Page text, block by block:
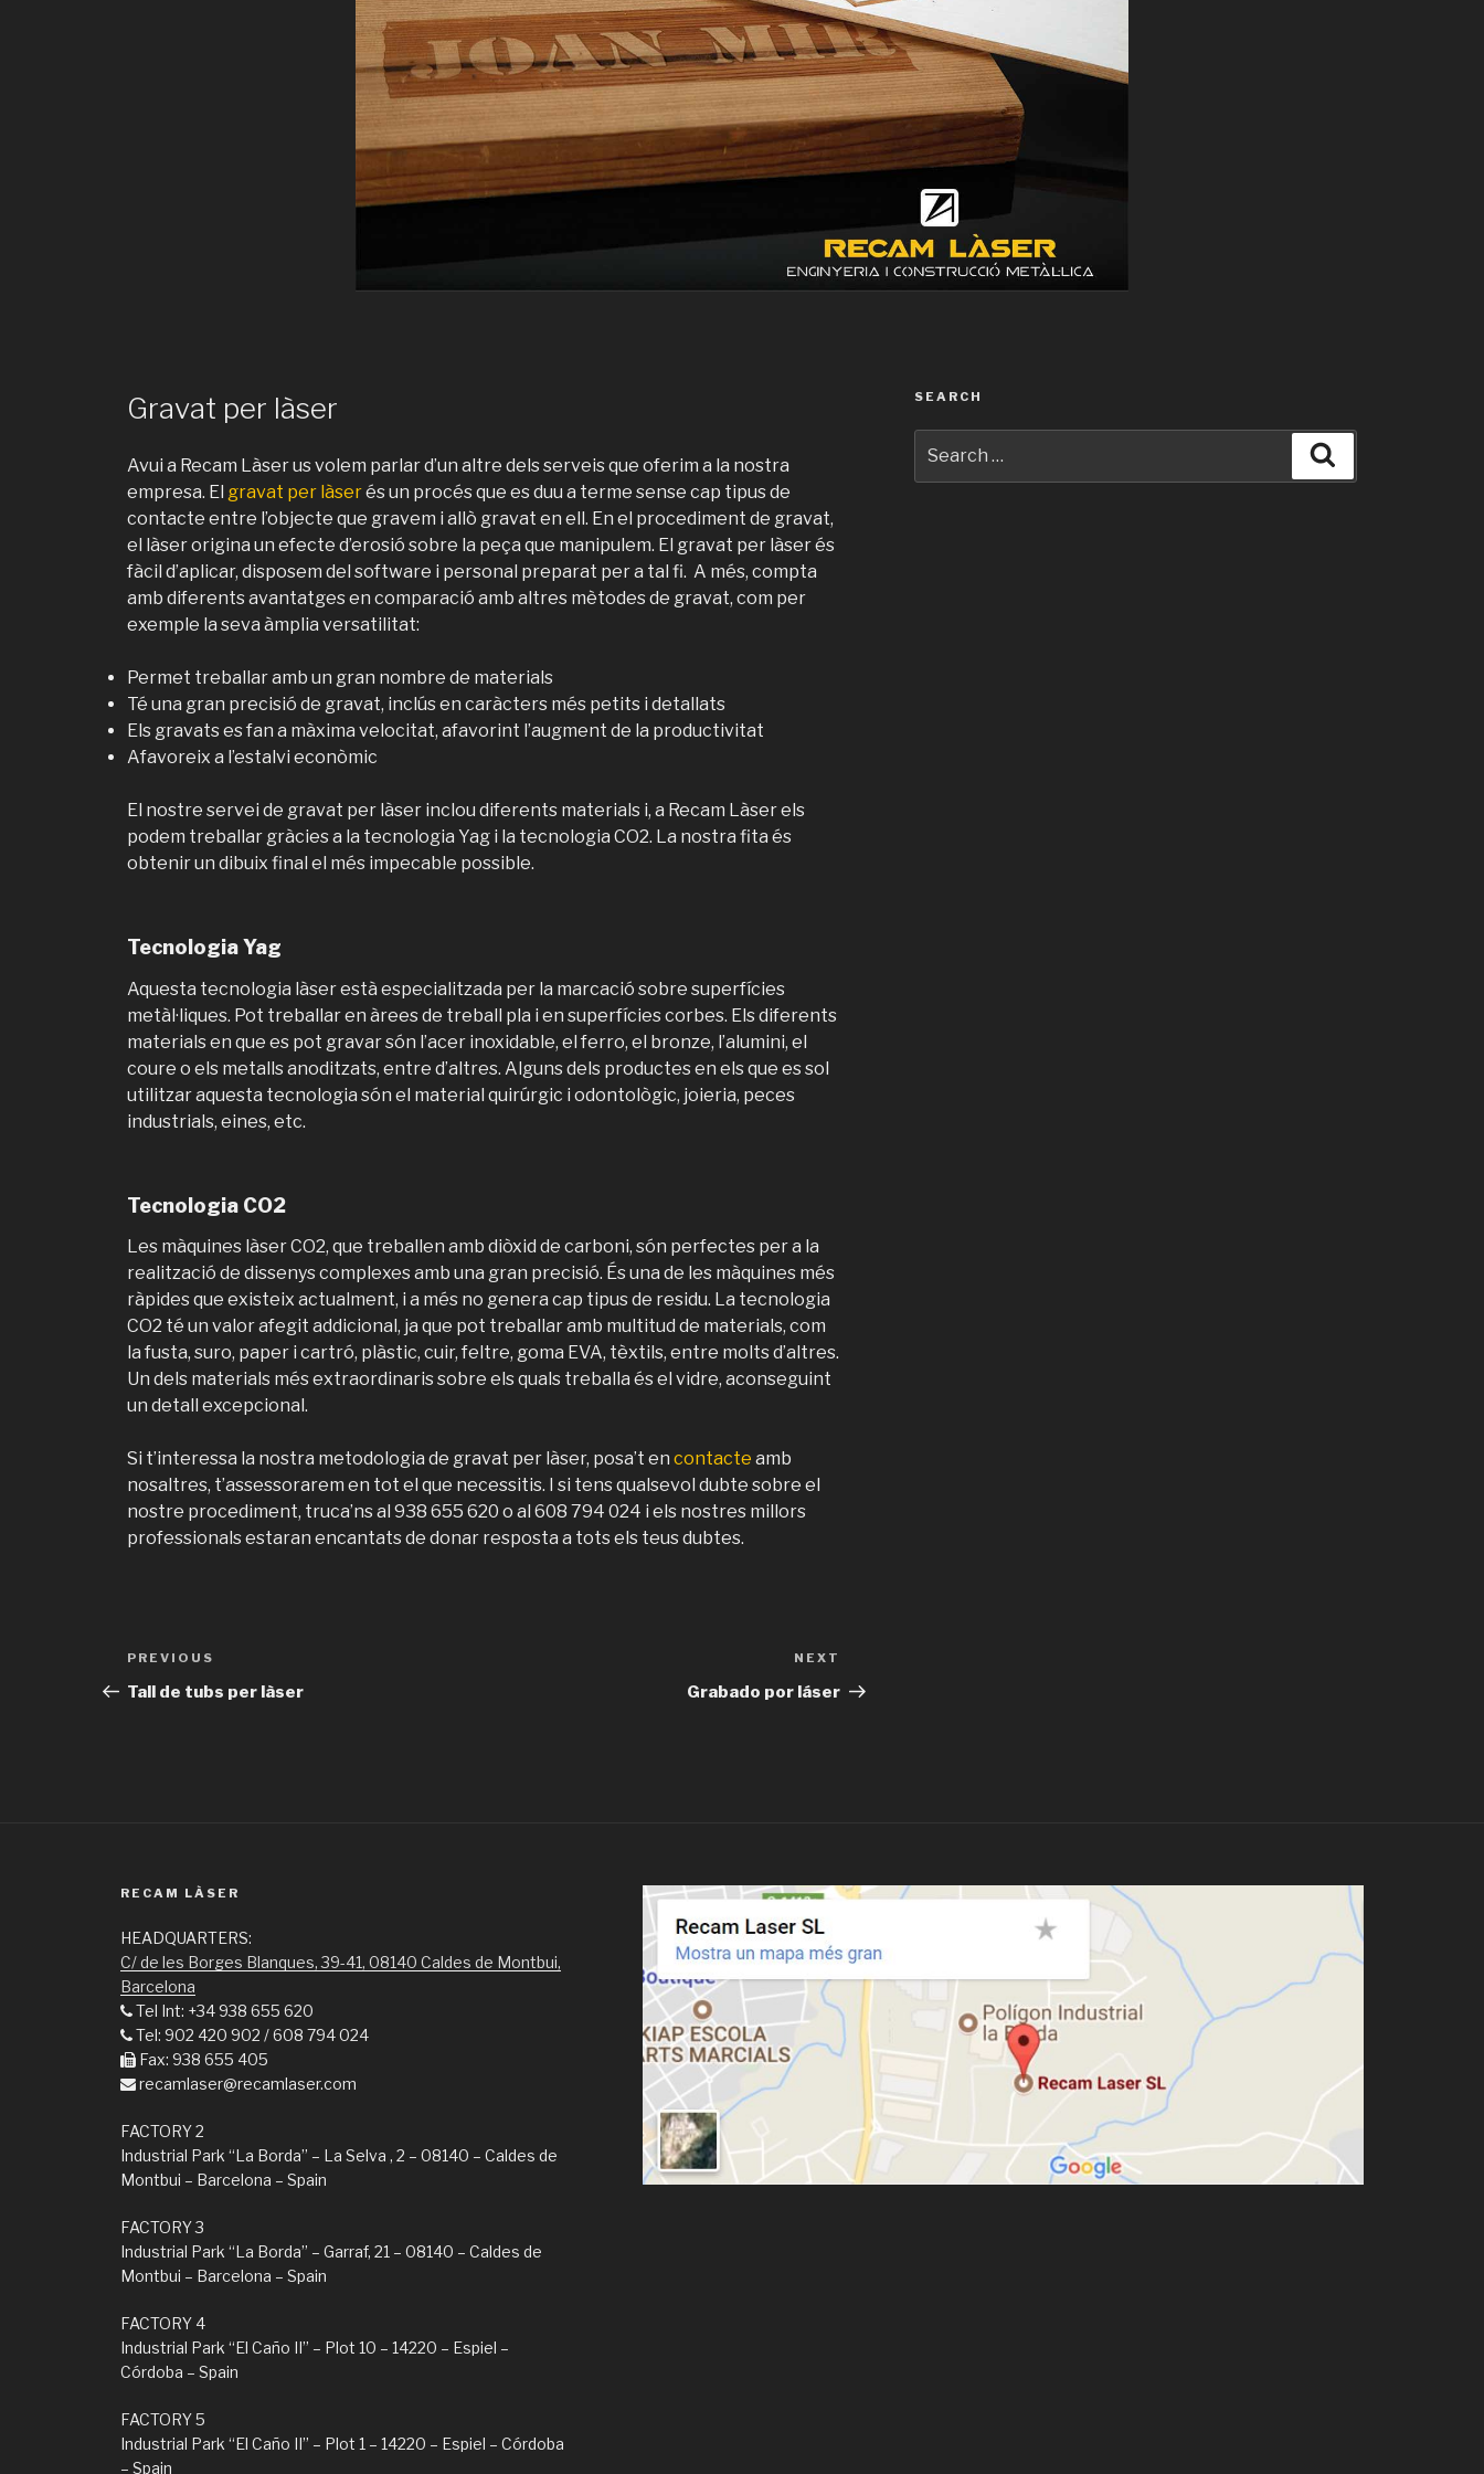
Gravat per làser
Avui a Recam Làser us volem parlar d’un altre dels serveis que oferim a la nostra
empresa. El gravat per làserés un procés que es duu a terme sense cap tipus de
contacte entre l’objecte que gravem i allò gravat en ell. En el procediment de gravat,
el làser origina un efecte d’erosió sobre la peça que manipulem. El gravat per làser és
fàcil d’aplicar, disposem del software i personal preparat per a tal fi. A més, compta
amb diferents avantatges en comparació amb altres mètodes de gravat, com per
exemple la seva àmplia versatilitat:
Permet treballar amb un gran nombre de materials
Té una gran precisió de gravat, inclús en caràcters més petits i detallats
Els gravats es fan a màxima velocitat, afavorint l’augment de la productivitat
Afavoreix a l’estalvi econòmic
El nostre servei de gravat per làser inclou diferents materials i, a Recam Làser els
podem treballar gràcies a la tecnologia Yag i la tecnologia CO2. La nostra fita és
obtenir un dibuix final el més impecable possible.
Tecnologia Yag
Aquesta tecnologia làser està especialitzada per la marcació sobre superfícies
metàl·liques. Pot treballar en àrees de treball pla i en superfícies corbes. Els diferents
materials en que es pot gravar són l’acer inoxidable, el ferro, el bronze, l’alumini, el
coure o els metalls anoditzats, entre d’altres. Alguns dels productes en els que es sol
utilitzar aquesta tecnologia són el material quirúrgic i odontològic, joieria, peces
industrials, eines, etc.
Tecnologia CO2
Les màquines làser CO2, que treballen amb diòxid de carboni, són perfectes per a la
realització de dissenys complexes amb una gran precisió. És una de les màquines més
ràpides que existeix actualment, i a més no genera cap tipus de residu. La tecnologia
CO2 té un valor afegit addicional, ja que pot treballar amb multitud de materials, com
la fusta, suro, paper i cartró, plàstic, cuir, feltre, goma EVA, tèxtils, entre molts d’altres.
Un dels materials més extraordinaris sobre els quals treballa és el vidre, aconseguint
un detall excepcional.
Si t’interessa la nostra metodologia de gravat per làser, posa’t encontacte amb
nosaltres, t’assessorarem en tot el que necessitis. I si tens qualsevol dubte sobre el
nostre procediment, truca’ns al 938 655 620 o al 608 794 024 i els nostres millors
professionals estaran encantats de donar resposta a tots els teus dubtes.
Post
navigation
Previous
Post
PREVIOUS
Tall de tubs per làser
Post
NEXT
Grabado por láser
SEARCH
for:
RECAM LÀSER
HEADQUARTERS:
C/ de les Borges Blanques, 39-41, 08140 Caldes de Montbui,
Barcelona
Tel Int: +34 938 655 620
Tel: 902 420 902 / 608 794 024
Fax: 938 655 405
recamlaser@recamlaser.com
FACTORY 2
Industrial Park “La Borda” – La Selva , 2 – 08140 – Caldes de
Montbui – Barcelona – Spain
FACTORY 3
Industrial Park “La Borda” – Garraf, 21 – 08140 – Caldes de
Montbui – Barcelona – Spain
FACTORY 4
Industrial Park “El Caño II” – Plot 10 – 14220 – Espiel –
Córdoba – Spain
FACTORY 5
Industrial Park “El Caño II” – Plot 1 – 14220 – Espiel – Córdoba
– Spain